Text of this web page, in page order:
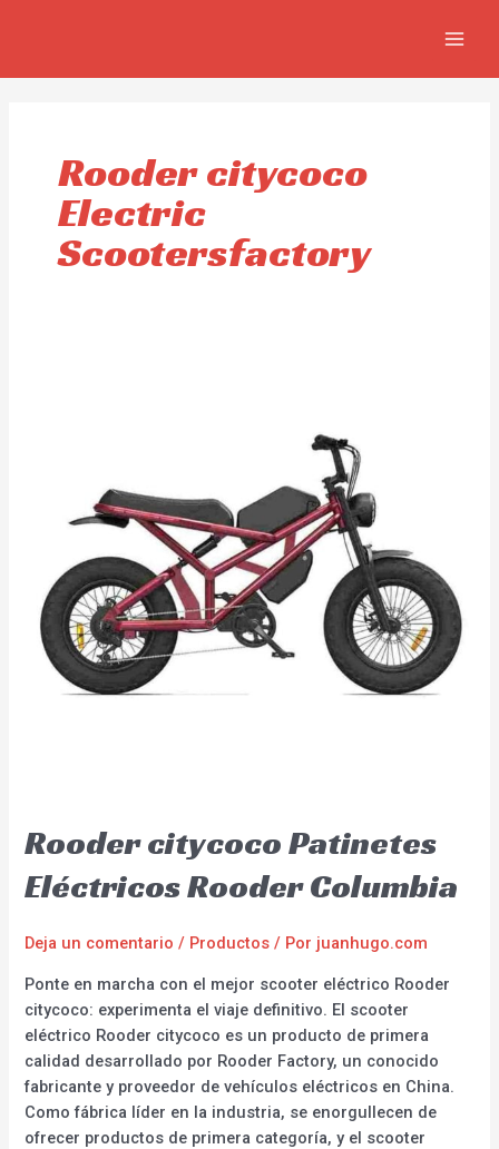
Rooder citycoco
Electric
Scootersfactory
Rooder citycoco Patinetes
Eléctricos Rooder Columbia
Deja un comentario / Productos / Por juanhugo.com
Ponte en marcha con el mejor scooter eléctrico Rooder
citycoco: experimenta el viaje definitivo. El scooter
eléctrico Rooder citycoco es un producto de primera
calidad desarrollado por Rooder Factory, un conocido
fabricante y proveedor de vehículos eléctricos en China.
Como fábrica líder en la industria, se enorgullecen de
ofrecer productos de primera categoría, y el scooter